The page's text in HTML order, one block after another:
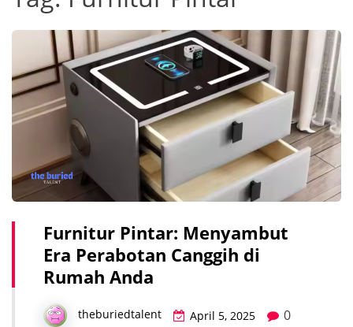
Furnitur Pintar: Menyambut
Era Perabotan Canggih di
Rumah Anda
theburiedtalent April 5, 2025 0